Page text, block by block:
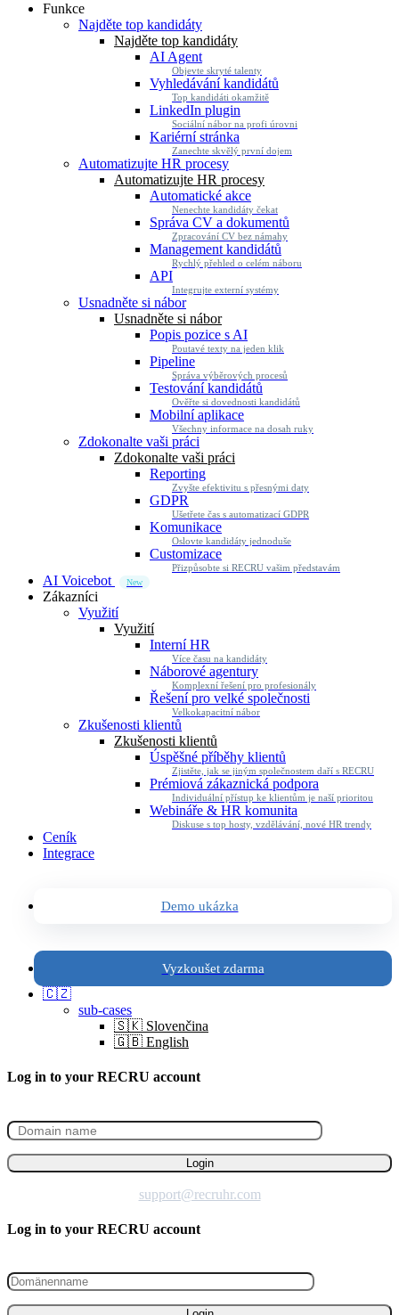
Funkce
Najděte top kandidáty
Najděte top kandidáty
AI Agent
Objevte skryté talenty
Vyhledávání kandidátů
Top kandidáti okamžitě
LinkedIn plugin
Sociální nábor na profi úrovni
Kariérní stránka
Zanechte skvělý první dojem
Automatizujte HR procesy
Automatizujte HR procesy
Automatické akce
Nenechte kandidáty čekat
Správa CV a dokumentů
Zpracování CV bez námahy
Management kandidátů
Rychlý přehled o celém náboru
API
Integrujte externí systémy
Usnadněte si nábor
Usnadněte si nábor
Popis pozice s AI
Poutavé texty na jeden klik
Pipeline
Správa výběrových procesů
Testování kandidátů
Ověřte si dovednosti kandidátů
Mobilní aplikace
Všechny informace na dosah ruky
Zdokonalte vaši práci
Zdokonalte vaši práci
Reporting
Zvyšte efektivitu s přesnými daty
GDPR
Ušetřete čas s automatizací GDPR
Komunikace
Oslovte kandidáty jednoduše
Customizace
Přizpůsobte si RECRU vašim představám
AI Voicebot New
Zákazníci
Využití
Využití
Interní HR
Více času na kandidáty
Náborové agentury
Komplexní řešení pro profesionály
Řešení pro velké společnosti
Velkokapacitní nábor
Zkušenosti klientů
Zkušenosti klientů
Úspěšné příběhy klientů
Zjistěte, jak se jiným společnostem daří s RECRU
Prémiová zákaznická podpora
Individuální přístup ke klientům je naší prioritou
Webináře & HR komunita
Diskuse s top hosty, vzdělávání, nové HR trendy
Ceník
Integrace
Demo ukázka
Vyzkoušet zdarma
🇨🇿
sub-cases
🇸🇰 Slovenčina
🇬🇧 English
Log in to your RECRU account
support@recruhr.com
Log in to your RECRU account